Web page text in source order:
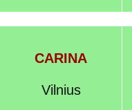
CARINA
Vilnius